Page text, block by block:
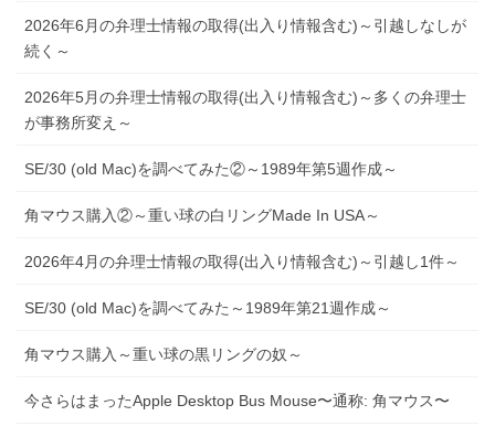
2026年6月の弁理士情報の取得(出入り情報含む)～引越しなしが
続く～
2026年5月の弁理士情報の取得(出入り情報含む)～多くの弁理士
が事務所変え～
SE/30 (old Mac)を調べてみた②～1989年第5週作成～
角マウス購入②～重い球の白リングMade In USA～
2026年4月の弁理士情報の取得(出入り情報含む)～引越し1件～
SE/30 (old Mac)を調べてみた～1989年第21週作成～
角マウス購入～重い球の黒リングの奴～
今さらはまったApple Desktop Bus Mouse〜通称: 角マウス〜